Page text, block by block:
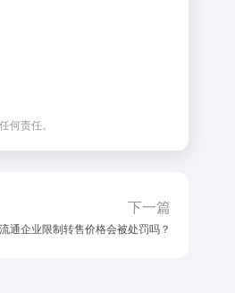
责任。
下一篇
通企业限制转售价格会被处罚吗？